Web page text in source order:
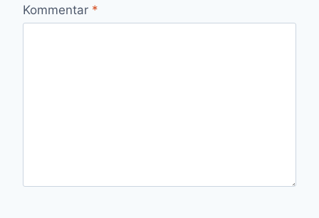
Kommentar *